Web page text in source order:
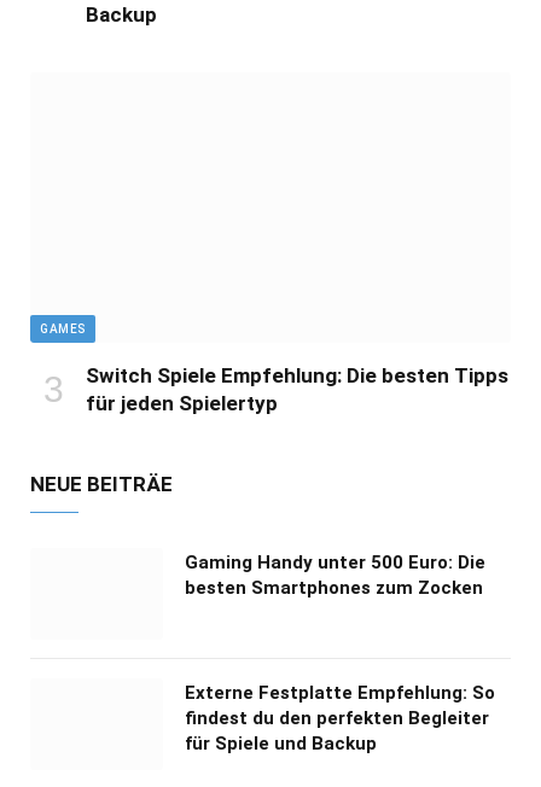
Backup
GAMES
Switch Spiele Empfehlung: Die besten Tipps
für jeden Spielertyp
NEUE BEITRÄE
Gaming Handy unter 500 Euro: Die
besten Smartphones zum Zocken
Externe Festplatte Empfehlung: So
findest du den perfekten Begleiter
für Spiele und Backup